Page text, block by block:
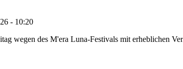
- 10:20
wegen des M'era Luna-Festivals mit erheblichen